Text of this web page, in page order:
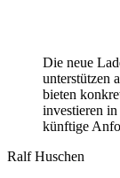
Die neue
unterstützen
bieten
investieren
künftige
Ralf Huschen